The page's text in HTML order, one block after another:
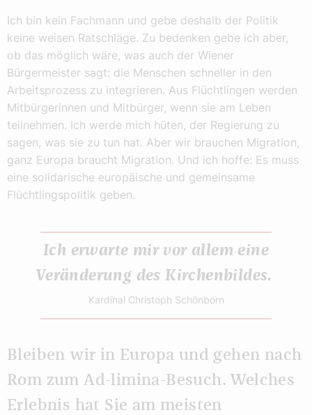
Ich bin kein Fachmann und gebe deshalb der Politik
keine weisen Ratschläge. Zu bedenken gebe ich aber,
ob das möglich wäre, was auch der Wiener
Bürgermeister sagt: die Menschen schneller in den
Arbeitsprozess zu integrieren. Aus Flüchtlingen werden
Mitbürgerinnen und Mitbürger, wenn sie am Leben
teilnehmen. Ich werde mich hüten, der Regierung zu
sagen, was sie zu tun hat. Aber wir brauchen Migration,
ganz Europa braucht Migration. Und ich hoffe: Es muss
eine solidarische europäische und gemeinsame
Flüchtlingspolitik geben.
Ich erwarte mir vor allem eine
Veränderung des Kirchenbildes.
Kardinal Christoph Schönborn
Bleiben wir in Europa und gehen nach
Rom zum Ad-limina-Besuch. Welches
Erlebnis hat Sie am meisten